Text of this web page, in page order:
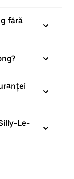
fără
Le-